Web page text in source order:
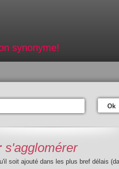
synonyme!
Ok
s'agglomérer
soit ajouté dans les plus bref délais